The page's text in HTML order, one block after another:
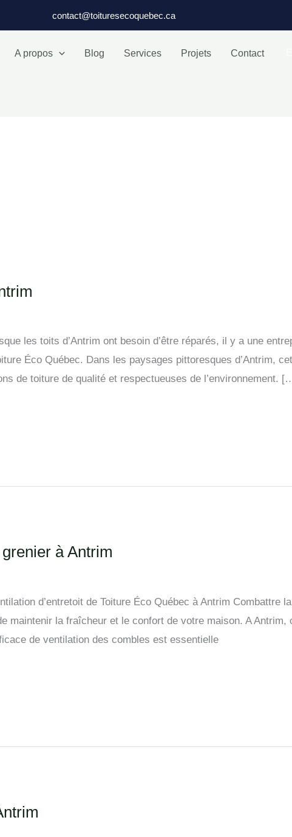
contact@toituresecoquebec.ca
A propos Blog Services Projets Contact
les toits d’Antrim ont besoin d’être réparés, il y a une
Éco Québec. Dans les paysages pittoresques d’Antrim,
de toiture de qualité et respectueuses de l’environnement.
à Antrim
d’entretoit de Toiture Éco Québec à Antrim Combattre
maintenir la fraîcheur et le confort de votre maison. A Antrim,
de ventilation des combles est essentielle